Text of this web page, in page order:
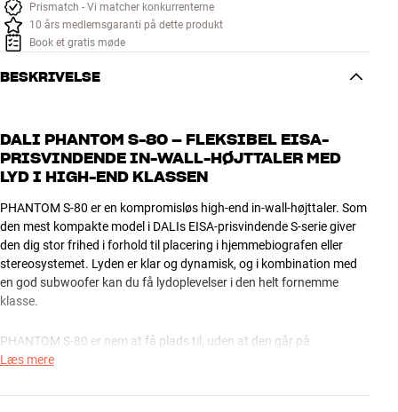
Prismatch - Vi matcher konkurrenterne
10 års medlemsgaranti på dette produkt
Book et gratis møde
BESKRIVELSE
DALI PHANTOM S-80 – FLEKSIBEL EISA-
PRISVINDENDE IN-WALL-HØJTTALER MED
LYD I HIGH-END KLASSEN
PHANTOM S-80 er en kompromisløs high-end in-wall-højttaler. Som
den mest kompakte model i DALIs EISA-prisvindende S-serie giver
den dig stor frihed i forhold til placering i hjemmebiografen eller
stereosystemet. Lyden er klar og dynamisk, og i kombination med
en god subwoofer kan du få lydoplevelser i den helt fornemme
klasse.
PHANTOM S-80 er nem at få plads til, uden at den går på
kompromis med lydkvaliteten. Den undnytter sin størrelse fuldt ud
DALIs unikke dobbelte diskantmodul med både dome- og
Læs mere